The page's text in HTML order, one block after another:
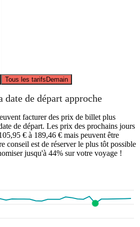
Tous les tarifsDemain
date de départ approche
facturer des prix de billet plus
de départ. Les prix des prochains jours
€ à 189,46 € mais peuvent être
conseil est de réserver le plus tôt possible
jusqu'à 44% sur votre voyage !